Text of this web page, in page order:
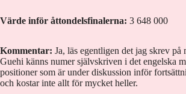
Värde inför åttondelsfinalerna: 3 648 000
Kommentar: Ja, läs egentligen det jag skrev på
Guehi känns numer självskriven i det engelska
positioner som är under diskussion inför
och kostar inte allt för mycket heller.